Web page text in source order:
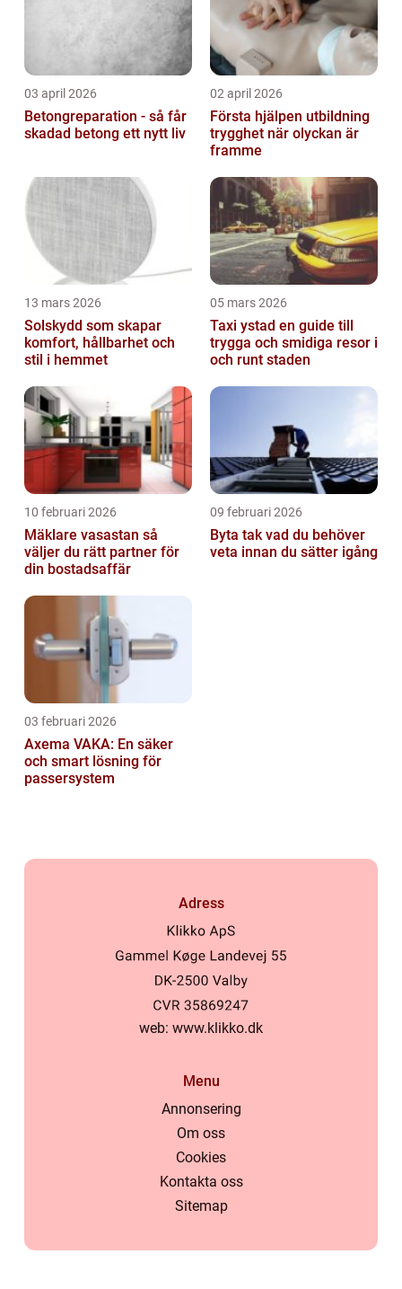
03 april 2026
Betongreparation - så får
skadad betong ett nytt liv
02 april 2026
Första hjälpen utbildning
trygghet när olyckan är
framme
13 mars 2026
Solskydd som skapar
komfort, hållbarhet och
stil i hemmet
05 mars 2026
Taxi ystad en guide till
trygga och smidiga resor i
och runt staden
10 februari 2026
Mäklare vasastan så
väljer du rätt partner för
din bostadsaffär
09 februari 2026
Byta tak vad du behöver
veta innan du sätter igång
03 februari 2026
Axema VAKA: En säker
och smart lösning för
passersystem
Adress
web: www.klikko.dk
Menu
Annonsering
Om oss
Cookies
Kontakta oss
Sitemap